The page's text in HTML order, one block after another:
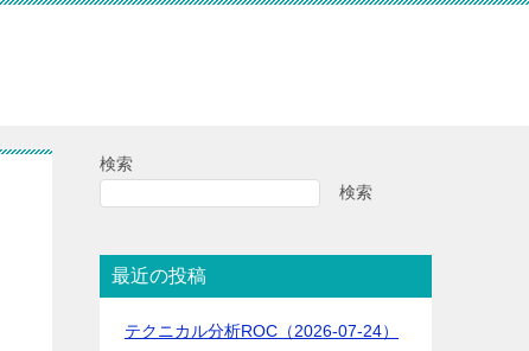
検索
検索
最近の投稿
テクニカル分析ROC（2026-07-24）